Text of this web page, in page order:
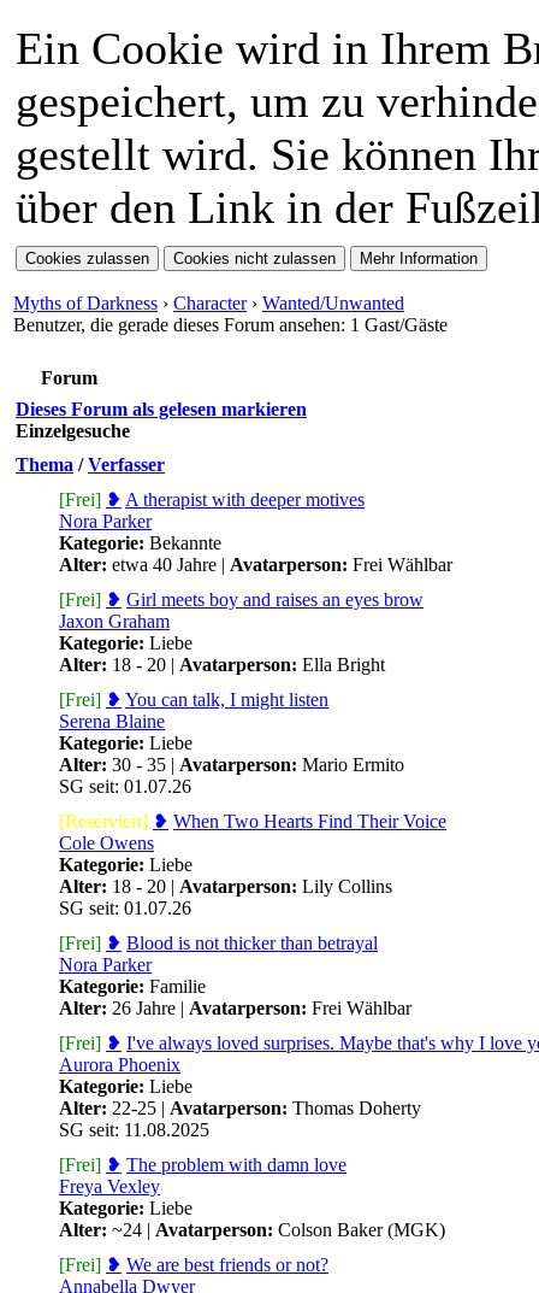
solltest dafür das
18. Lebensjahr
abgeschlossen
haben und reichlich
Fantasie mitbringen.
wurde einmal
überarbeitet, bitte
schaut erneut
hinein. Dazu gibts
eine neue Storyline.
⟩⟩07.01.2026: Ein
"Ashenveil" ist für
euch verfügbar. Nur
für PC angepasst!
⟩⟩22.11.2025: Das
MOD hat seinen
ersten Geburtstag!
⟩⟩09.12.2024:Es
wurden zwei neue
spielbare Gruppen
erstellt, die
Verdammten und
die Machtjäger. Alle
Infos findet ihr im
Wiki
⟩⟩03.12.2024:
August, September
Ein Cookie wird in Ihrem
gespeichert, um zu
gestellt wird. Sie können
über den Link in der
Myths of Darkness › Character› Wanted/Unwanted
Benutzer, die gerade dieses Forum ansehen: 1 Gast/Gäste
Forum
Dieses Forum als gelesen markieren
Einzelgesuche
Thema /Verfasser
[Frei] ❥ A therapist with deeper motives
Nora Parker
Kategorie: Bekannte
Alter: etwa 40 Jahre | Avatarperson: Frei Wählbar
[Frei] ❥ Girl meets boy and raises an eyes brow
Jaxon Graham
Kategorie: Liebe
Alter: 18 - 20 | Avatarperson: Ella Bright
[Frei] ❥ You can talk, I might listen
Serena Blaine
Kategorie: Liebe
Alter: 30 - 35 | Avatarperson: Mario Ermito
SG seit: 01.07.26
[Reserviert] ❥ When Two Hearts Find Their Voice
Cole Owens
Kategorie: Liebe
Alter: 18 - 20 | Avatarperson: Lily Collins
SG seit: 01.07.26
[Frei] ❥ Blood is not thicker than betrayal
Nora Parker
Kategorie: Familie
Alter: 26 Jahre | Avatarperson: Frei Wählbar
[Frei] ❥ I've always loved surprises. Maybe that's why I love
Aurora Phoenix
Kategorie: Liebe
Alter: 22-25 | Avatarperson: Thomas Doherty
SG seit: 11.08.2025
[Frei] ❥ The problem with damn love
Freya Vexley
Kategorie: Liebe
Alter: ~24 | Avatarperson: Colson Baker (MGK)
[Frei] ❥ We are best friends or not?
Annabella Dwyer